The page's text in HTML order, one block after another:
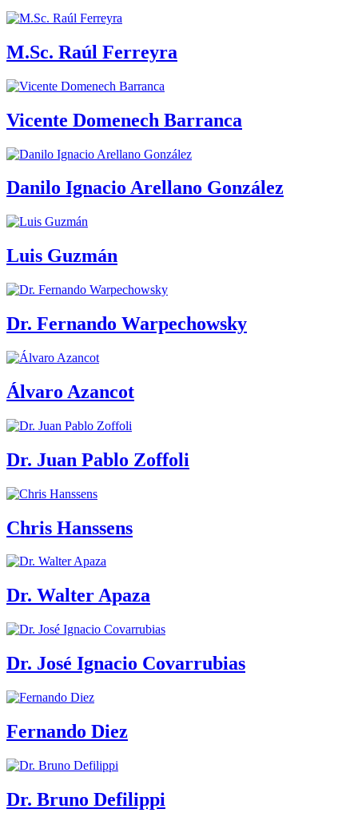
M.Sc. Raúl Ferreyra
Vicente Domenech Barranca
Danilo Ignacio Arellano González
Luis Guzmán
Dr. Fernando Warpechowsky
Álvaro Azancot
Dr. Juan Pablo Zoffoli
Chris Hanssens
Dr. Walter Apaza
Dr. José Ignacio Covarrubias
Fernando Diez
Dr. Bruno Defilippi